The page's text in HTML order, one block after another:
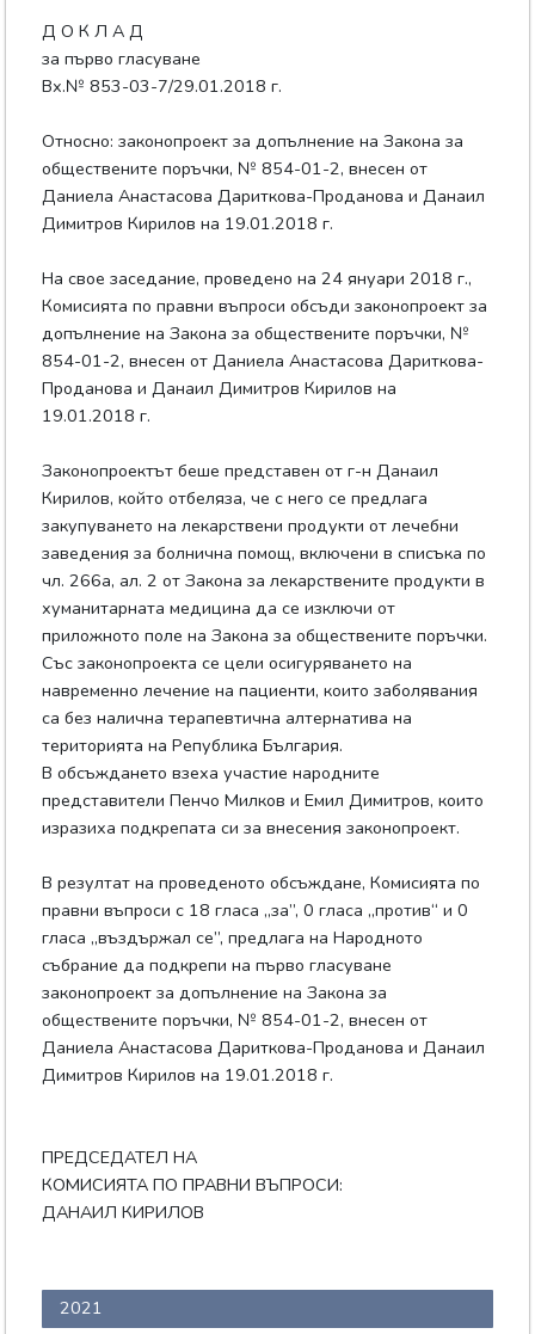
Д О К Л А Д
за първо гласуване
Вх.№ 853-03-7/29.01.2018 г.
Относно: законопроект за допълнение на Закона за
обществените поръчки, № 854-01-2, внесен от
Даниела Анастасова Дариткова-Проданова и Данаил
Димитров Кирилов на 19.01.2018 г.
На свое заседание, проведено на 24 януари 2018 г.,
Комисията по правни въпроси обсъди законопроект за
допълнение на Закона за обществените поръчки, №
854-01-2, внесен от Даниела Анастасова Дариткова-
Проданова и Данаил Димитров Кирилов на
19.01.2018 г.
Законопроектът беше представен от г-н Данаил
Кирилов, който отбеляза, че с него се предлага
закупуването на лекарствени продукти от лечебни
заведения за болнична помощ, включени в списъка по
чл. 266а, ал. 2 от Закона за лекарствените продукти в
хуманитарната медицина да се изключи от
приложното поле на Закона за обществените поръчки.
Със законопроекта се цели осигуряването на
навременно лечение на пациенти, които заболявания
са без налична терапевтична алтернатива на
територията на Република България.
В обсъждането взеха участие народните
представители Пенчо Милков и Емил Димитров, които
изразиха подкрепата си за внесения законопроект.
В резултат на проведеното обсъждане, Комисията по
правни въпроси с 18 гласа „за”, 0 гласа „против“ и 0
гласа „въздържал се”, предлага на Народното
събрание да подкрепи на първо гласуване
законопроект за допълнение на Закона за
обществените поръчки, № 854-01-2, внесен от
Даниела Анастасова Дариткова-Проданова и Данаил
Димитров Кирилов на 19.01.2018 г.
ПРЕДСЕДАТЕЛ НА
КОМИСИЯТА ПО ПРАВНИ ВЪПРОСИ:
ДАНАИЛ КИРИЛОВ
2021